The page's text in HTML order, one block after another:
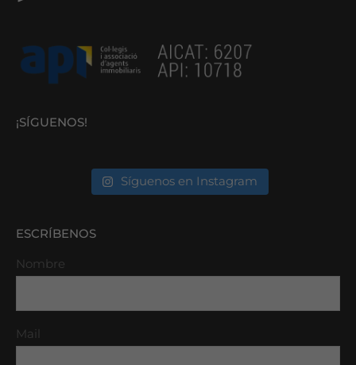
¡SÍGUENOS!
Síguenos en Instagram
ESCRÍBENOS
Nombre
Mail